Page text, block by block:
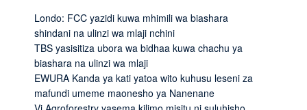
Londo: FCC yazidi kuwa mhimili wa biashara
shindani na ulinzi wa mlaji nchini
TBS yasisitiza ubora wa bidhaa kuwa chachu ya
biashara na ulinzi wa mlaji
EWURA Kanda ya kati yatoa wito kuhusu leseni za
mafundi umeme maonesho ya Nanenane